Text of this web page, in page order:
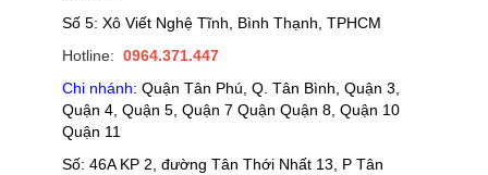
Số 5: Xô Viết Nghệ Tĩnh, Bình Thạnh, TPHCM
Hotline: 0964.371.447
Chi nhánh: Quận Tân Phú, Q. Tân Bình, Quận 3,
Quận 4, Quận 5, Quận 7 Quận Quận 8, Quận 10
Quận 11
Số: 46A KP 2, đường Tân Thới Nhất 13, P Tân